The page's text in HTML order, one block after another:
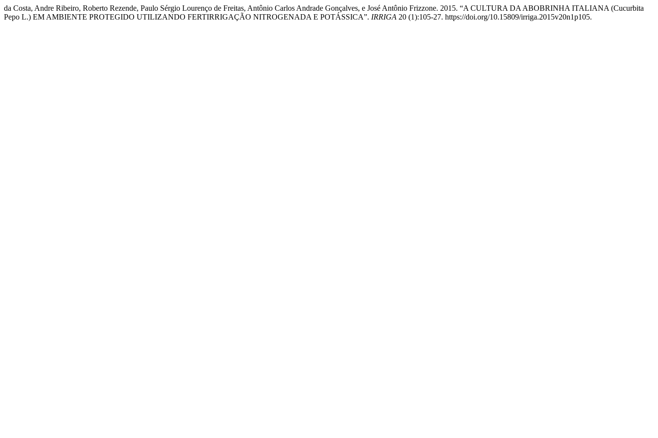
da Costa, Andre Ribeiro, Roberto Rezende, Paulo Sérgio Lourenço de Freitas, Antônio Carlos Andrade Gonçalves, e José Antônio Frizzone. 2015. “A CULTURA DA ABOBRINHA ITALIANA (Cucurbita
Pepo L.) EM AMBIENTE PROTEGIDO UTILIZANDO FERTIRRIGAÇÃO NITROGENADA E POTÁSSICA”. IRRIGA 20 (1):105-27. https://doi.org/10.15809/irriga.2015v20n1p105.